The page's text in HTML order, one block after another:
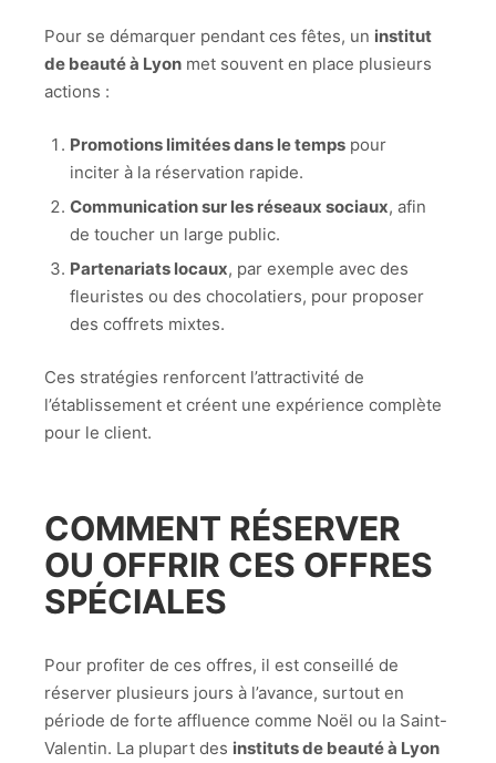
Pour se démarquer pendant ces fêtes, un institut
de beauté à Lyon met souvent en place plusieurs
actions :
Promotions limitées dans le tempspour
inciter à la réservation rapide.
Communication sur les réseaux sociaux, afin
de toucher un large public.
Partenariats locaux, par exemple avec des
fleuristes ou des chocolatiers, pour proposer
des coffrets mixtes.
Ces stratégies renforcent l’attractivité de
l’établissement et créent une expérience complète
pour le client.
COMMENT RÉSERVER
OU OFFRIR CES OFFRES
SPÉCIALES
Pour profiter de ces offres, il est conseillé de
réserver plusieurs jours à l’avance, surtout en
période de forte affluence comme Noël ou la Saint-
Valentin. La plupart des instituts de beauté à Lyon